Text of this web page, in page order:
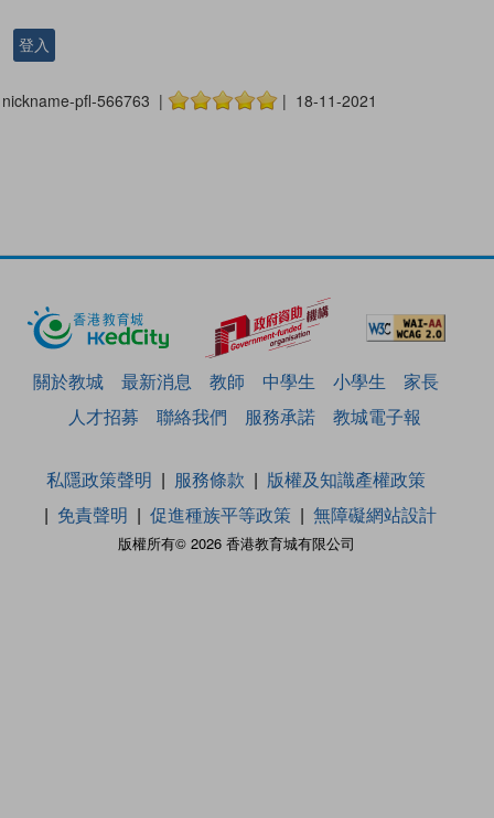
登入
nickname-pfl-566763 | | 18-11-2021
關於教城 最新消息 教師 中學生 小學生
家長
人才招募
聯絡我們 服務承諾 教城電子報
版權所有© 2026 香港教育城有限公司
私隱政策聲明 服務條款
版權及知識產權政策
免責聲明
促進種族平等政策 無障礙網站設計